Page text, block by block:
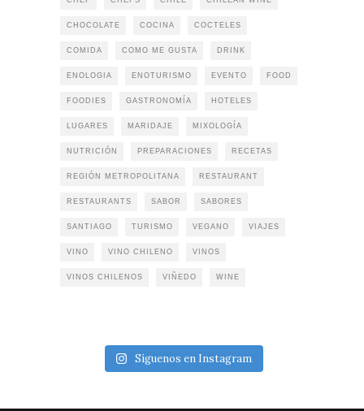
CHOCOLATE COCINA COCTELES
COMIDA COMO ME GUSTA DRINK
ENOLOGIA ENOTURISMO EVENTO FOOD
FOODIES GASTRONOMÍA HOTELES
LUGARES MARIDAJE MIXOLOGÍA
NUTRICIÓN PREPARACIONES RECETAS
REGIÓN METROPOLITANA RESTAURANT
RESTAURANTS SABOR SABORES
SANTIAGO TURISMO VEGANO VIAJES
VINO VINO CHILENO VINOS
VINOS CHILENOS VIÑEDO WINE
Síguenos en Instagram